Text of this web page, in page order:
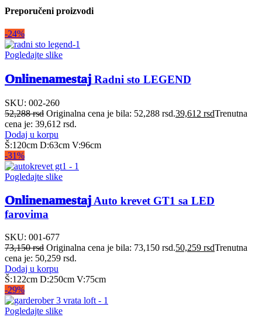
Preporučeni proizvodi
-24%
Pogledajte slike
Onlinenamestaj Radni sto LEGEND
SKU: 002-260
52,288rsd Originalna cena je bila: 52,288 rsd.39,612 rsdTrenutna
cena je: 39,612 rsd.
Dodaj u korpu
Š:120cm D:63cm V:96cm
-31%
Pogledajte slike
OnlinenamestajAuto krevet GT1 sa LED
farovima
SKU: 001-677
73,150rsd Originalna cena je bila: 73,150 rsd.50,259 rsdTrenutna
cena je: 50,259 rsd.
Dodaj u korpu
Š:122cm D:250cm V:75cm
-29%
Pogledajte slike